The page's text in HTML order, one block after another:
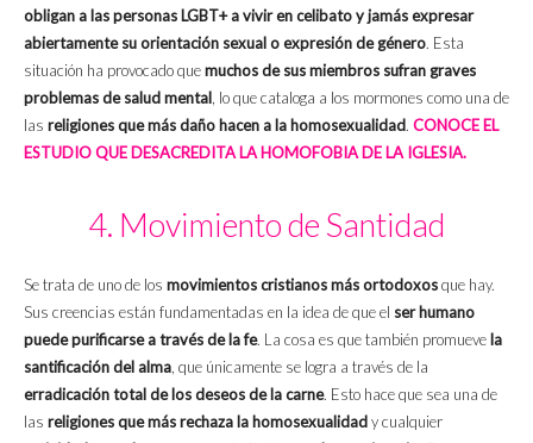
obligan a las personas LGBT+ a vivir en celibato y jamás expresar
abiertamente su orientación sexual o expresión de género. Esta
situación ha provocado quemuchos de sus miembros sufran graves
problemas de salud mental, lo que cataloga a los mormones como una de
las religiones que más daño hacen a la homosexualidad. CONOCE EL
ESTUDIO QUE DESACREDITA LA HOMOFOBIA DE LA IGLESIA.
4. Movimiento de Santidad
Se trata de uno de los movimientos cristianos más ortodoxosque hay.
Sus creencias están fundamentadas en la idea de que el ser humano
puede purificarse a través de la fe. La cosa es que también promueve la
santificación del alma, que únicamente se logra a través de la
erradicación total de los deseos de la carne. Esto hace que sea una de
las religiones que más rechaza la homosexualidady cualquier